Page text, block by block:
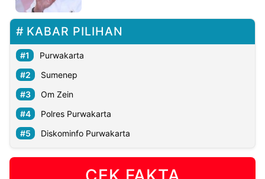
Kabarbaru
Media
HoldingKABAR PILIHAN
Purwakarta
Sumenep
Om Zein
Polres Purwakarta
Diskominfo Purwakarta